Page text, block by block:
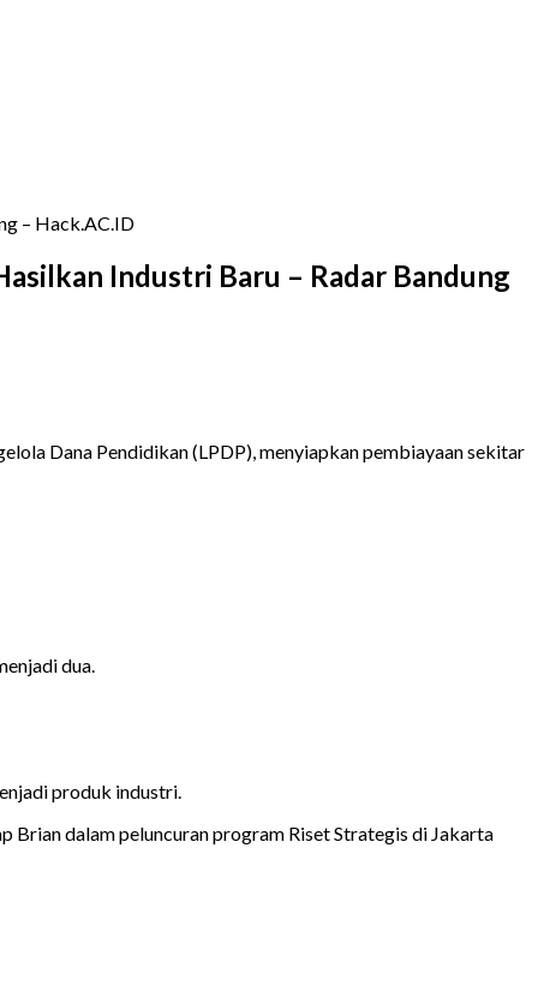
– Hack.AC.ID
Industri Baru – Radar Bandung
Dana Pendidikan (LPDP), menyiapkan pembiayaan sekitar
dua.
produk industri.
Brian dalam peluncuran program Riset Strategis di Jakarta